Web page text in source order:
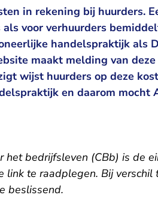
in rekening bij huurders.
voor verhuurders
handelspraktijk als
maakt melding van
wijst huurders op deze
en daarom mocht
het bedrijfsleven (CBb) is de
link te raadplegen. Bij verschil
beslissend.